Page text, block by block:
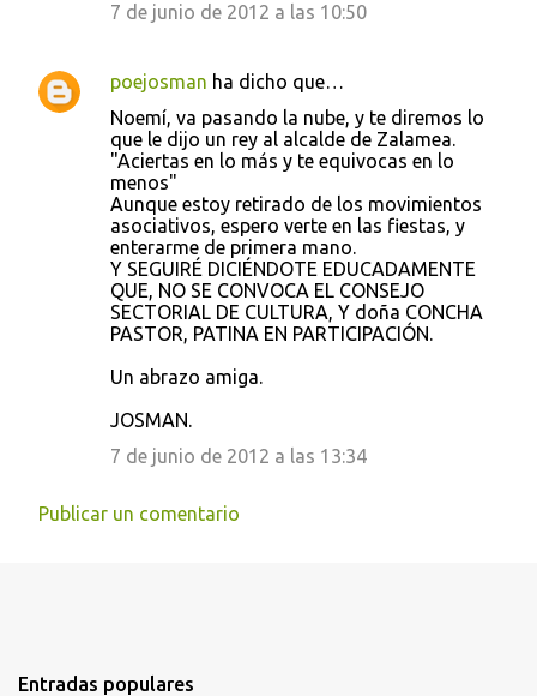
7 de junio de 2012 a las 10:50
poejosman ha dicho que…
Noemí, va pasando la nube, y te diremos lo
que le dijo un rey al alcalde de Zalamea.
"Aciertas en lo más y te equivocas en lo
menos"
Aunque estoy retirado de los movimientos
asociativos, espero verte en las fiestas, y
enterarme de primera mano.
Y SEGUIRÉ DICIÉNDOTE EDUCADAMENTE
QUE, NO SE CONVOCA EL CONSEJO
SECTORIAL DE CULTURA, Y doña CONCHA
PASTOR, PATINA EN PARTICIPACIÓN.
Un abrazo amiga.
JOSMAN.
7 de junio de 2012 a las 13:34
Publicar un comentario
Entradas populares